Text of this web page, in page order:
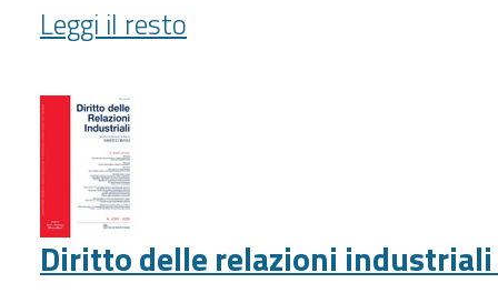
Il
diritto
(2018-
)
-
Leggi il resto
Diritto delle relazioni